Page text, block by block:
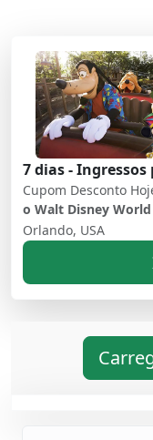
7 dias -
Cupom Desconto
o Walt Disney
Orlando, USA